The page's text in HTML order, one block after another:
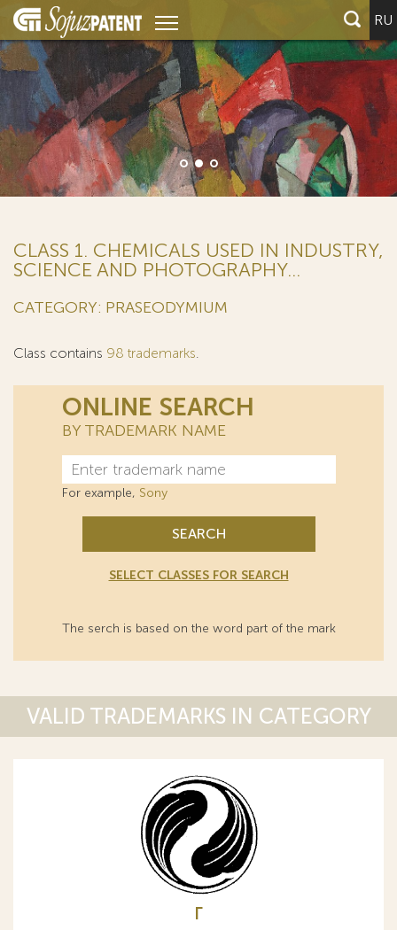
RU
CLASS 1. CHEMICALS USED IN INDUSTRY,
SCIENCE AND PHOTOGRAPHY...
CATEGORY: PRASEODYMIUM
Class contains 98 trademarks.
ONLINE SEARCH
BY TRADEMARK NAME
For example, Sony
SEARCH
SELECT CLASSES FOR SEARCH
The serch is based on the word part of the mark
VALID TRADEMARKS IN CATEGORY
Г